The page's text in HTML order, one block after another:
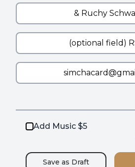
Add Music $5
Save as Draft